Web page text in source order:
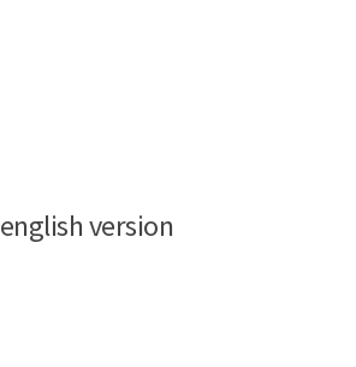
english version